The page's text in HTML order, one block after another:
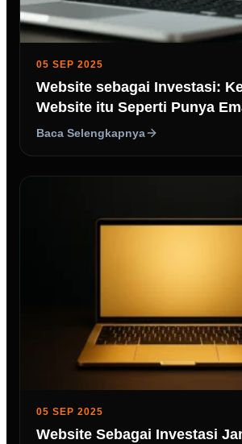
05 SEP 2025
Website sebagai Investasi:
Website itu Seperti Punya
Baca Selengkapnya
05 SEP 2025
Website Sebagai Investasi